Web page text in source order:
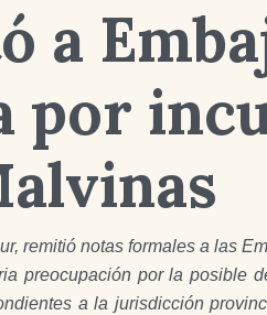
a
por
remitió notas formales a las
preocupación por la posible
a la jurisdicción